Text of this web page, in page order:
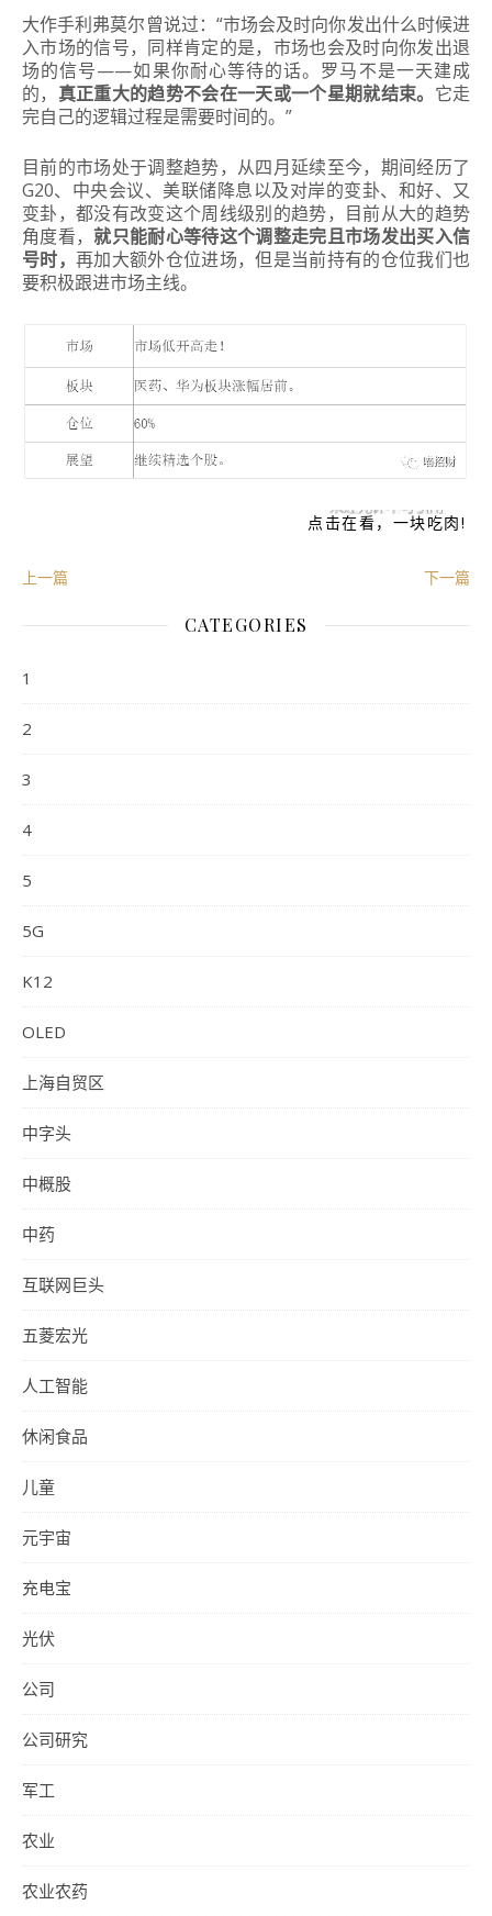
大作手利弗莫尔曾说过： “市场会及时向你发出什么时候进
入市场的信号，同样肯定的是，市场也会及时向你发出退
场的信号——如果你耐心等待的话。 罗马不是一天建成
的， 真正重大的趋势不会在一天或一个星期就结束。 它走
完自己的逻辑过程是需要时间的。 ”
目前的市场处于调整趋势，从四月延续至今，期间经历了
G20、中央会议、美联储降息以及对岸的变卦、和好、又
变卦，都没有改变这个周线级别的趋势，目前从大的趋势
角度看， 就只能耐心等待这个调整走完且市场发出买入信
号时， 再加大额外仓位进场，但是当前持有的仓位我们也
要积极跟进市场主线。
点击在看，一块吃肉!
上一篇 下一篇
CATEGORIES
1
2
3
4
5
5G
K12
OLED
上海自贸区
中字头
中概股
中药
互联网巨头
五菱宏光
人工智能
休闲食品
儿童
元宇宙
充电宝
光伏
公司
公司研究
军工
农业
农业农药